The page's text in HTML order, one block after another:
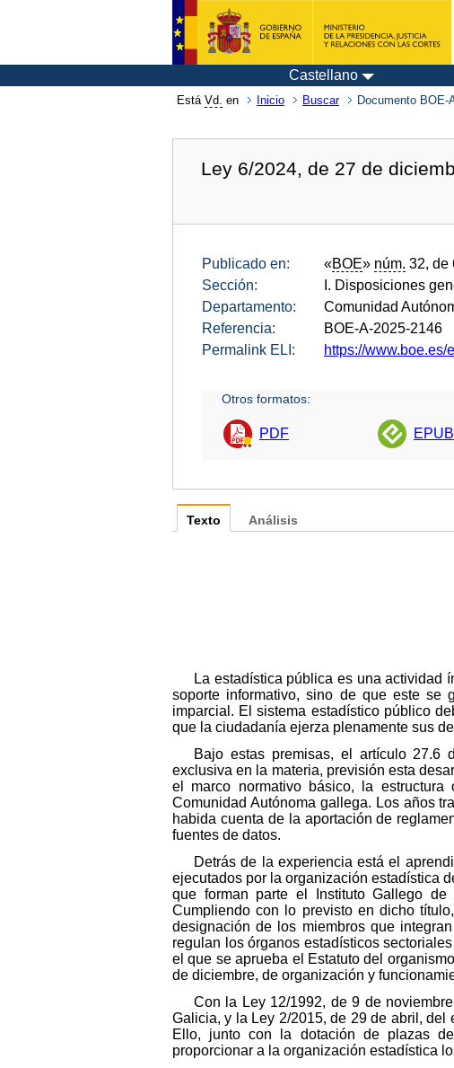
Castellano
Está Vd. en Inicio Buscar Documento BOE-
Ley 6/2024, de 27 de
Publicado en: «BOE» núm. 32, de
Sección:
I. Disposiciones
Departamento:
Comunidad
Referencia:
BOE-A-2025-2146
Permalink ELI:
https://
Otros formatos:
PDF EPUB
Texto
La estadística pública es una actividad
soporte informativo, sino de que este se
imparcial. El sistema estadístico público
que la ciudadanía ejerza plenamente sus
Bajo estas premisas, el artículo 27.6
exclusiva en la materia, previsión esta
el marco normativo básico, la
Comunidad Autónoma gallega. Los años
habida cuenta de la aportación de
fuentes de datos.
Detrás de la experiencia está el
ejecutados por la organización estadística
que forman parte el Instituto Gallego
Cumpliendo con lo previsto en dicho
designación de los miembros que
regulan los órganos estadísticos
el que se aprueba el Estatuto del
de diciembre, de organización y
Con la Ley 12/1992, de 9 de
Galicia, y la Ley 2/2015, de 29 de abril,
Ello, junto con la dotación de plazas de
proporcionar a la organización estadística
Análisis